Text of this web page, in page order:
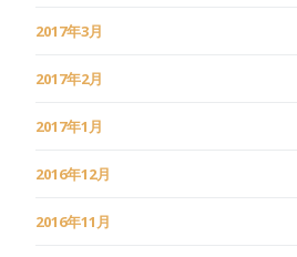
2017年3月
2017年2月
2017年1月
2016年12月
2016年11月